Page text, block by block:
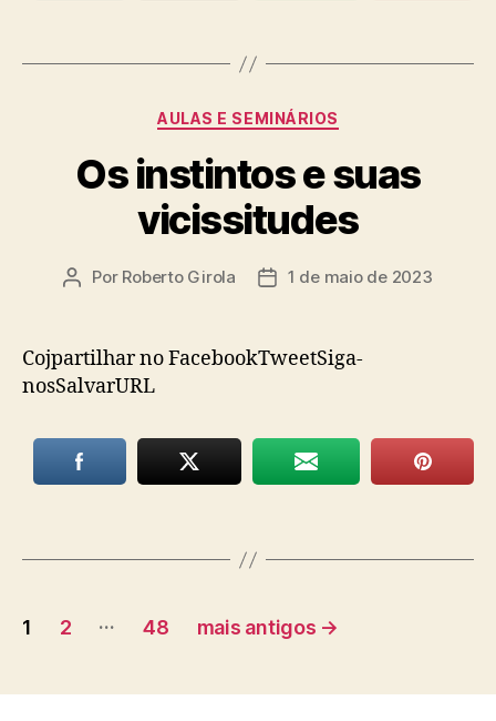
Categorias
AULAS E SEMINÁRIOS
Os instintos e suas
vicissitudes
Autor
Por Roberto Girola
Data1 de maio de 2023
Cojpartilhar no FacebookTweetSiga-
nosSalvarURL
Paginação
posts
1 2 … 48 mais antigos →